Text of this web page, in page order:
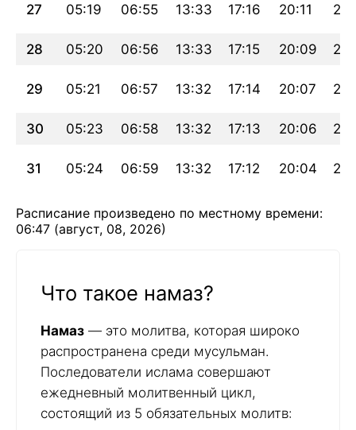
27 05:19 06:55 13:33 17:16 20:11
28 05:20 06:56 13:33 17:15 20:09
29 05:21 06:57 13:32 17:14 20:07
30 05:23 06:58 13:32 17:13 20:06
31 05:24 06:59 13:32 17:12 20:04
Расписание произведено по местному времени:
06:47 (август, 08, 2026)
Что такое намаз?
Намаз — это молитва, которая широко
распространена среди мусульман.
Последователи ислама совершают
ежедневный молитвенный цикл,
состоящий из 5 обязательных молитв: